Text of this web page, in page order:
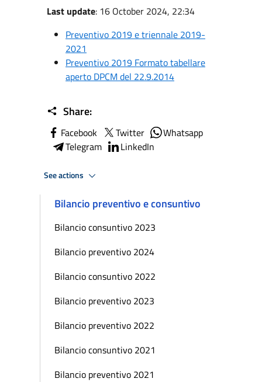
Last update: 16 October 2024, 22:34
Preventivo 2019 e triennale 2019-
2021
Preventivo 2019 Formato tabellare
aperto DPCM del 22.9.2014
Share:
Facebook Twitter
Whatsapp
Telegram
LinkedIn
See actions
Bilancio preventivo e consuntivo
Bilancio consuntivo 2023
Bilancio preventivo 2024
Bilancio consuntivo 2022
Bilancio preventivo 2023
Bilancio preventivo 2022
Bilancio consuntivo 2021
Bilancio preventivo 2021